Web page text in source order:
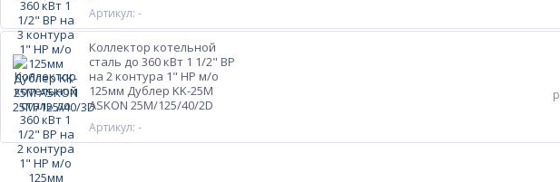
Артикул: -
Коллектор котельной
сталь до 360 кВт 1 1/2" ВР
на 2 контура 1" НР м/о
125мм Дублер KK-25М
ASKON 25M/125/40/2D
Артикул: -